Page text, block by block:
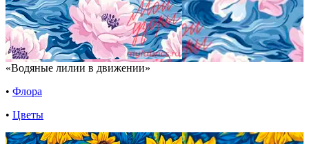
«Водяные лилии в движении»
• Флора
• Цветы